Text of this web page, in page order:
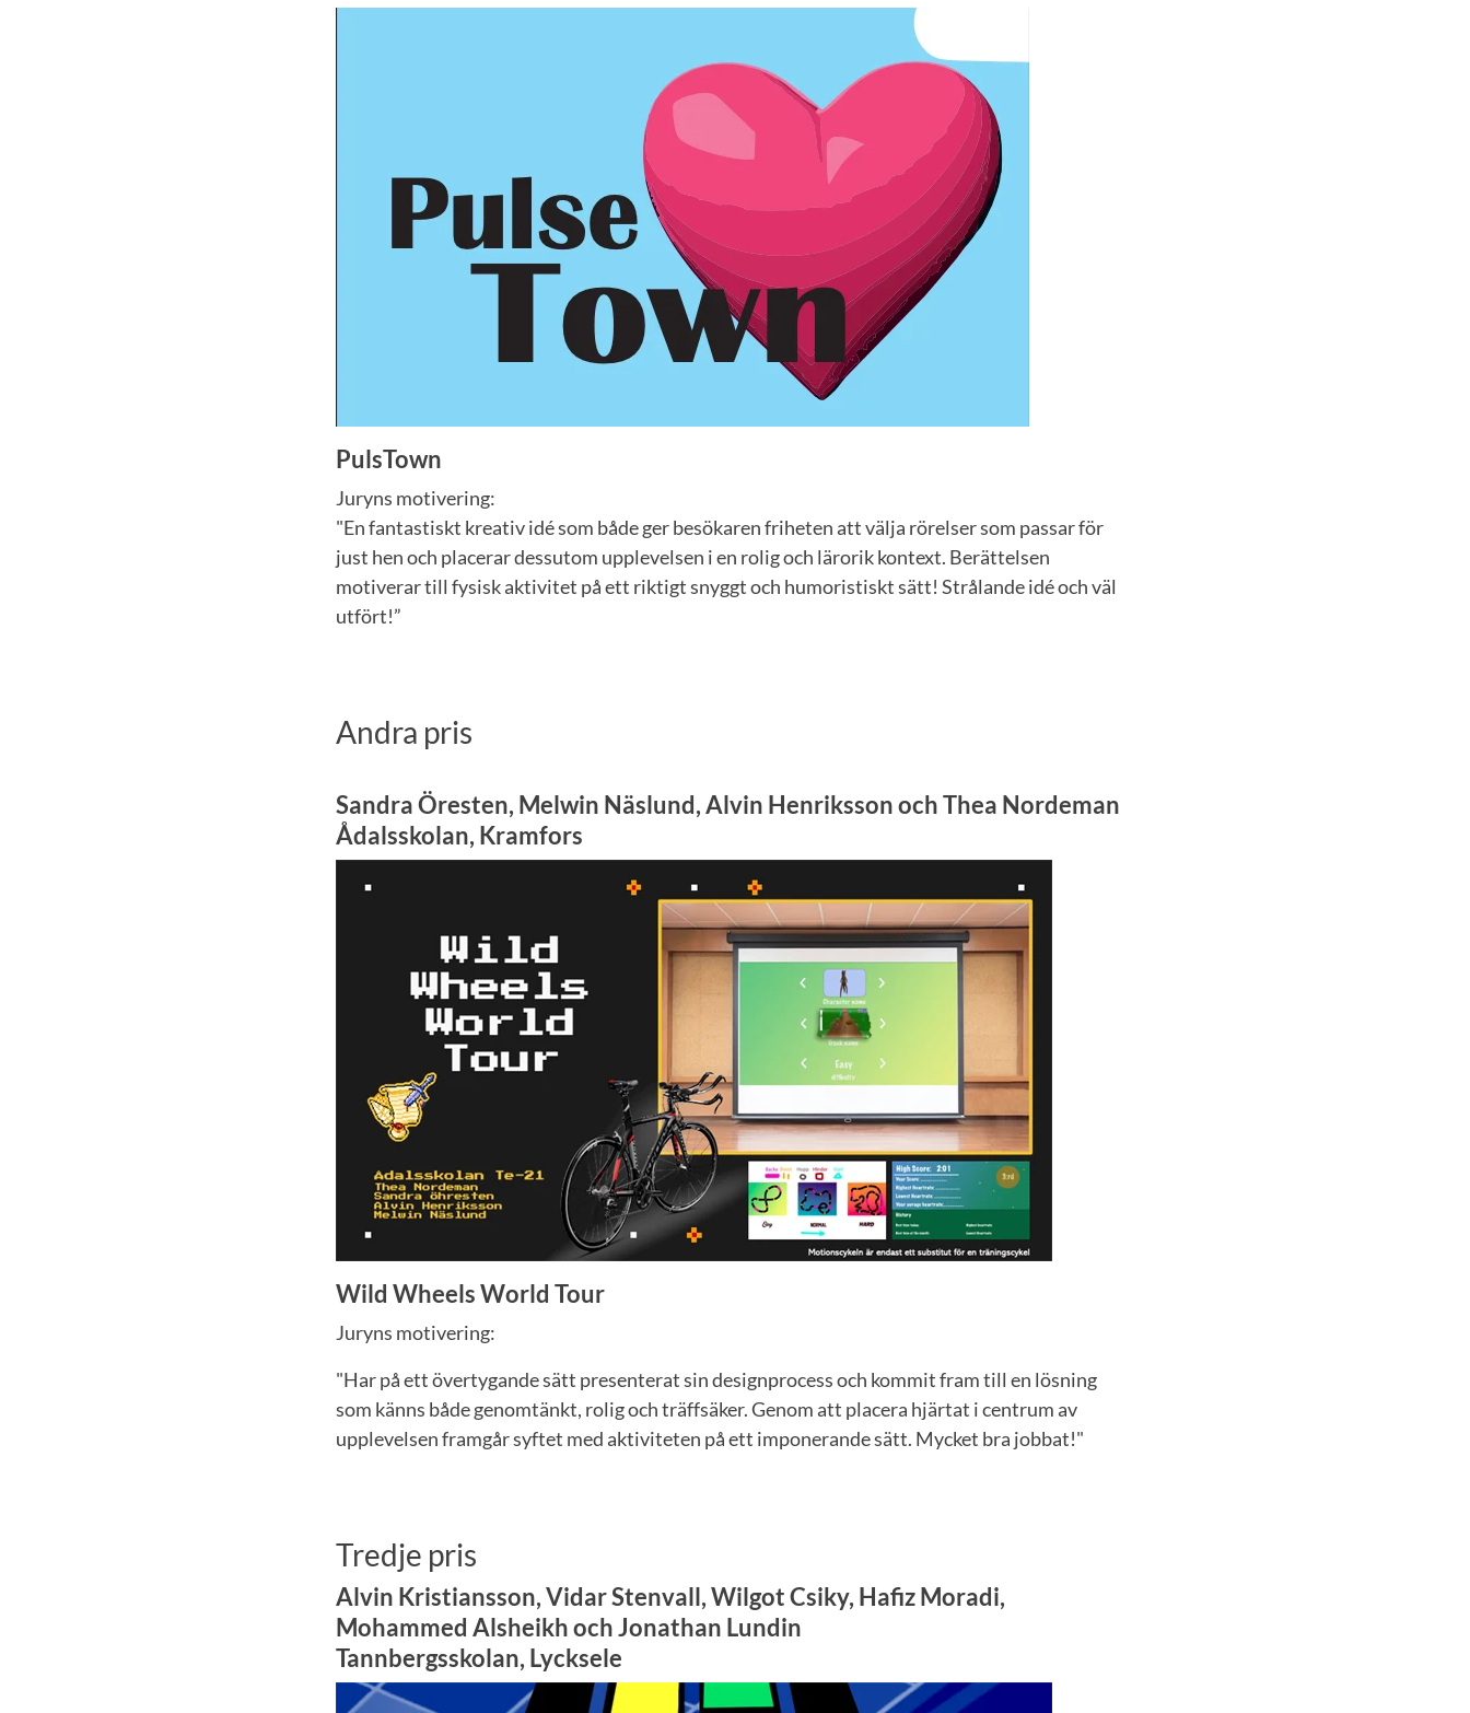
PulsTown
Juryns motivering:
"En fantastiskt kreativ idé som både ger besökaren friheten att välja rörelser som passar för
just hen och placerar dessutom upplevelsen i en rolig och lärorik kontext. Berättelsen
motiverar till fysisk aktivitet på ett riktigt snyggt och humoristiskt sätt! Strålande idé och väl
utfört!”
Andra pris
Sandra Öresten, Melwin Näslund, Alvin Henriksson och Thea Nordeman
Ådalsskolan, Kramfors
Wild Wheels World Tour
Juryns motivering:
"Har på ett övertygande sätt presenterat sin designprocess och kommit fram till en lösning
som känns både genomtänkt, rolig och träffsäker. Genom att placera hjärtat i centrum av
upplevelsen framgår syftet med aktiviteten på ett imponerande sätt. Mycket bra jobbat!"
Tredje pris
Alvin Kristiansson, Vidar Stenvall, Wilgot Csiky, Hafiz Moradi,
Mohammed Alsheikh och Jonathan Lundin
Tannbergsskolan, Lycksele